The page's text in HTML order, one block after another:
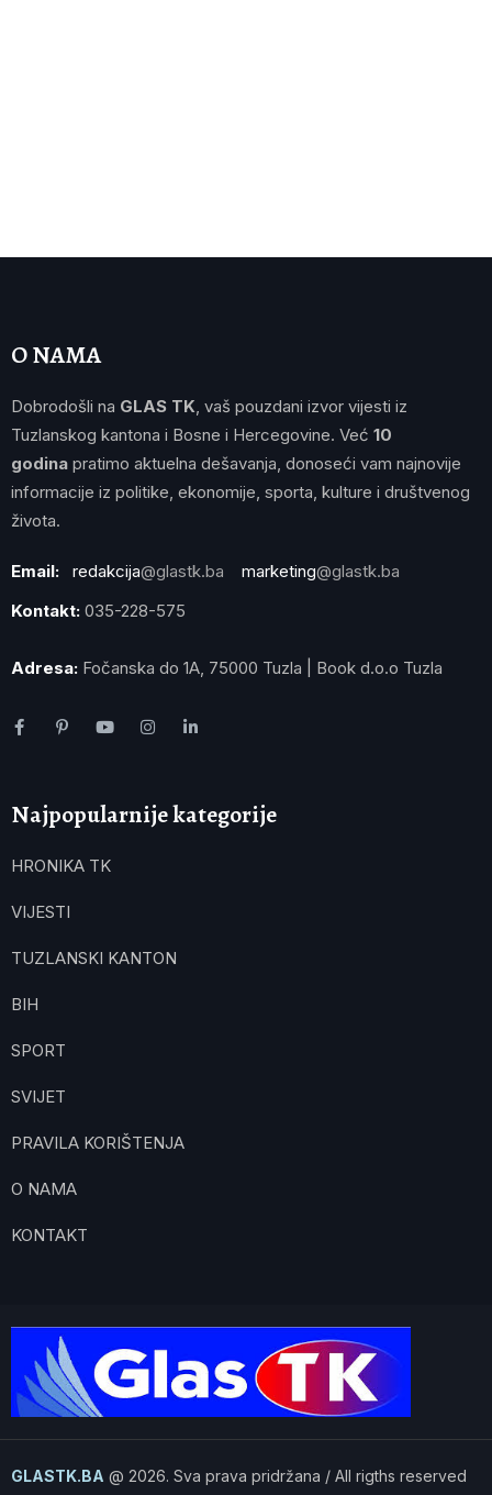
O NAMA
Dobrodošli na GLAS TK , vaš pouzdani izvor vijesti iz
Tuzlanskog kantona i Bosne i Hercegovine. Već 10
godina pratimo aktuelna dešavanja, donoseći vam najnovije
informacije iz politike, ekonomije, sporta, kulture i društvenog
života.
Email: redakcija@glastk.ba marketing@glastk.ba
Kontakt: 035-228-575
Adresa: Fočanska do 1A, 75000 Tuzla | Book d.o.o Tuzla
Najpopularnije kategorije
HRONIKA TK
VIJESTI
TUZLANSKI KANTON
BIH
SPORT
SVIJET
PRAVILA KORIŠTENJA
O NAMA
KONTAKT
GLASTK.BA @ 2026. Sva prava pridržana / All rigths reserved